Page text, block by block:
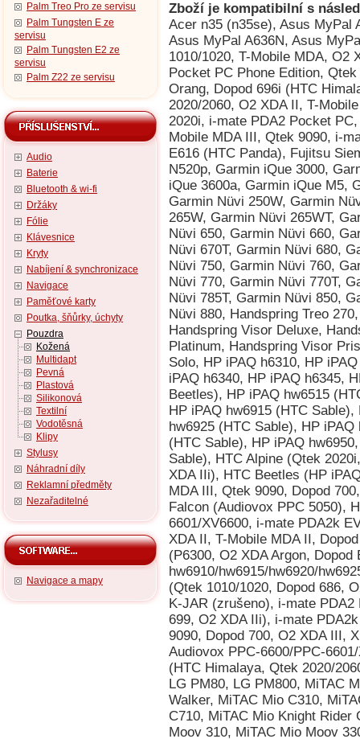
Palm Treo Pro ze servisu
Palm Tungsten E ze
servisu
Palm Tungsten E2 ze
servisu
Palm Z22 ze servisu
Audio
Baterie
Bluetooth & wi-fi
Držáky
Fólie
Klávesnice
Kryty
Nabíjení & synchronizace
Navigace
Paměťové karty
Poutka, šňůrky, úchyty
Pouzdra
Kožená
Multidapt
Pevná
Plastová
Silikonová
Textilní
Vodotěsná
Klipy
Stylusy
Náhradní díly
Reklamní předměty
Nezařaditelné
Navigace a mapy
Zboží je kompatibilní s
Acer n35 (n35se), Asus MyPal
Asus MyPal A636N, Asus
1010/1020, T-Mobile MDA, O2
Pocket PC Phone Edition,
Orang, Dopod 696i (HTC
2020/2060, O2 XDA II, T-
2020i, i-mate PDA2 Pocket
Mobile MDA III, Qtek 9090, i-
E616 (HTC Panda), Fujitsu
N520p, Garmin iQue 3000,
iQue 3600a, Garmin iQue M5,
Garmin Nüvi 250W, Garmin
265W, Garmin Nüvi 265WT,
Nüvi 650, Garmin Nüvi 660,
Nüvi 670T, Garmin Nüvi 680,
Nüvi 750, Garmin Nüvi 760,
Nüvi 770, Garmin Nüvi 770T,
Nüvi 785T, Garmin Nüvi 850,
Nüvi 880, Handspring Treo
Handspring Visor Deluxe,
Platinum, Handspring Visor
Solo, HP iPAQ h6310, HP
iPAQ h6340, HP iPAQ h6345,
Beetles), HP iPAQ hw6515
HP iPAQ hw6915 (HTC
hw6925 (HTC Sable), HP
(HTC Sable), HP iPAQ
Sable), HTC Alpine (Qtek
XDA IIi), HTC Beetles (HP
MDA III, Qtek 9090, Dopod
Falcon (Audiovox PPC 5050),
6601/XV6600, i-mate PDA2k
XDA II, T-Mobile MDA II,
(P6300, O2 XDA Argon,
hw6910/hw6915/hw6920/
(Qtek 1010/1020, Dopod 686,
K-JAR (zrušeno), i-mate
699, O2 XDA IIi), i-mate
9090, Dopod 700, O2 XDA III,
Audiovox PPC-6600/PPC-
(HTC Himalaya, Qtek 2020/
LG PM80, LG PM800, MiTAC
Walker, MiTAC Mio C310,
C710, MiTAC Mio Knight Rider
Moov 310, MiTAC Mio Moov